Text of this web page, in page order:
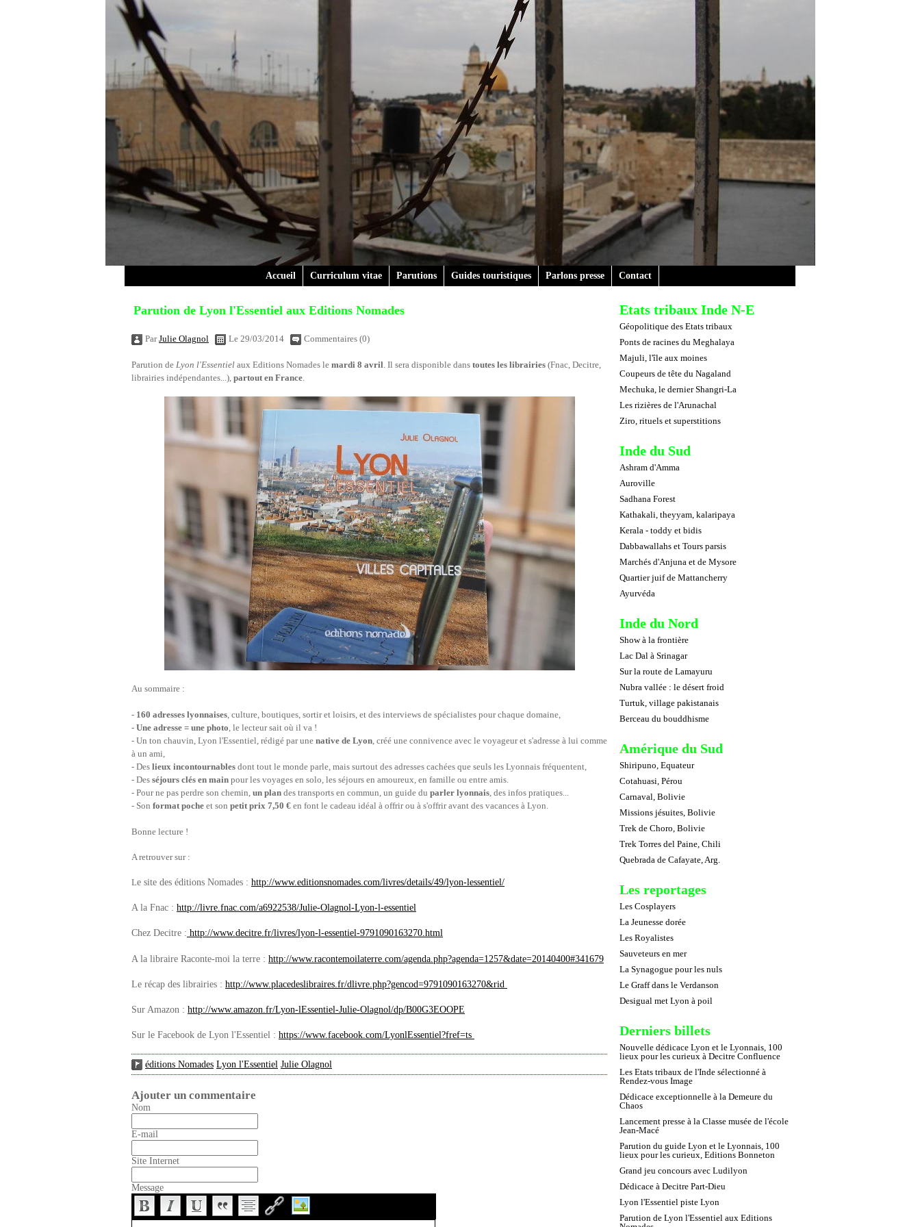
Accueil Curriculum vitae Parutions Guides touristiques Parlons presse Contact
Etats tribaux Inde N-E
Géopolitique des Etats tribaux
Ponts de racines du Meghalaya
Majuli, l'île aux moines
Coupeurs de tête du Nagaland
Mechuka, le dernier Shangri-La
Les rizières de l'Arunachal
Ziro, rituels et superstitions
Inde du Sud
Ashram d'Amma
Auroville
Sadhana Forest
Kathakali, theyyam, kalaripaya
Kerala - toddy et bidis
Dabbawallahs et Tours parsis
Marchés d'Anjuna et de Mysore
Quartier juif de Mattancherry
Ayurvéda
Inde du Nord
Show à la frontière
Lac Dal à Srinagar
Sur la route de Lamayuru
Nubra vallée : le désert froid
Turtuk, village pakistanais
Berceau du bouddhisme
Amérique du Sud
Shiripuno, Equateur
Cotahuasi, Pérou
Carnaval, Bolivie
Missions jésuites, Bolivie
Trek de Choro, Bolivie
Trek Torres del Paine, Chili
Quebrada de Cafayate, Arg.
Les reportages
Les Cosplayers
La Jeunesse dorée
Les Royalistes
Sauveteurs en mer
La Synagogue pour les nuls
Le Graff dans le Verdanson
Desigual met Lyon à poil
Derniers billets
Nouvelle dédicace Lyon et le Lyonnais, 100
lieux pour les curieux à Decitre Confluence
Les Etats tribaux de l'Inde sélectionné à
Rendez-vous Image
Dédicace exceptionnelle à la Demeure du
Chaos
Lancement presse à la Classe musée de l'école
Jean-Macé
Parution du guide Lyon et le Lyonnais, 100
lieux pour les curieux, Editions Bonneton
Grand jeu concours avec Ludilyon
Dédicace à Decitre Part-Dieu
Lyon l'Essentiel piste Lyon
Parution de Lyon l'Essentiel aux Editions
Parution de Lyon l'Essentiel aux Editions Nomades
ParJulie Olagnol Le 29/03/2014 Commentaires (0)
Parution de Lyon l'Essentiel aux Editions Nomades le mardi 8 avril. Il sera disponible dans toutes les librairies (Fnac, Decitre,
librairies indépendantes...), partout en France.
Au sommaire :
- 160 adresses lyonnaises , culture, boutiques, sortir et loisirs, et des interviews de spécialistes pour chaque domaine,
- Une adresse = une photo , le lecteur sait où il va !
- Un ton chauvin, Lyon l'Essentiel, rédigé par une native de Lyon , créé une connivence avec le voyageur et s'adresse à lui comme
à un ami,
- Des lieux incontournables dont tout le monde parle, mais surtout des adresses cachées que seuls les Lyonnais fréquentent,
- Des séjours clés en main pour les voyages en solo, les séjours en amoureux, en famille ou entre amis.
- Pour ne pas perdre son chemin, un plan des transports en commun, un guide du parler lyonnais , des infos pratiques...
- Son format poche et son petit prix 7,50 € en font le cadeau idéal à offrir ou à s'offrir avant des vacances à Lyon.
Bonne lecture !
A retrouver sur :
Le site des éditions Nomades : http://www.editionsnomades.com/livres/details/49/lyon-lessentiel/
A la Fnac : http://livre.fnac.com/a6922538/Julie-Olagnol-Lyon-l-essentiel
Chez Decitre : http://www.decitre.fr/livres/lyon-l-essentiel-9791090163270.html
A la libraire Raconte-moi la terre : http://www.racontemoilaterre.com/agenda.php?agenda=1257&date=20140400#341679
Le récap des librairies : http://www.placedeslibraires.fr/dlivre.php?gencod=9791090163270&rid
Sur Amazon : http://www.amazon.fr/Lyon-lEssentiel-Julie-Olagnol/dp/B00G3EOOPE
Sur le Facebook de Lyon l'Essentiel : https://www.facebook.com/LyonlEssentiel?fref=ts
éditions Nomades Lyon l'Essentiel Julie Olagnol
Ajouter un commentaire
Nom
E-mail
Site Internet
Message